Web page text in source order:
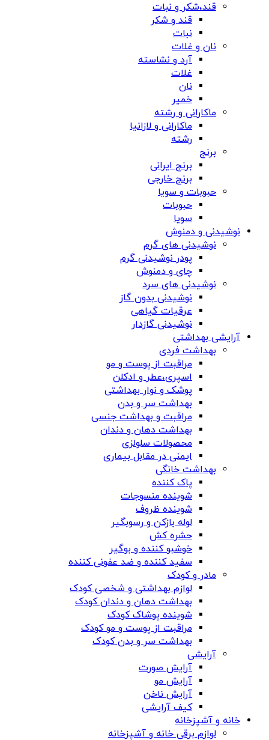
قند،شکر و نبات
قند و شکر
نبات
نان و غلات
آرد و نشاسته
غلات
نان
خمیر
ماکارانی و رشته
ماکارانی و لازانیا
رشته
برنج
برنج ایرانی
برنج خارجی
حبوبات و سویا
حبوبات
سویا
نوشیدنی و دمنوش
نوشیدنی های گرم
پودر نوشیدنی گرم
چای و دمنوش
نوشیدنی های سرد
نوشیدنی بدون گاز
عرقیات گیاهی
نوشیدنی گازدار
آرایشی بهداشتی
بهداشت فردی
مراقبت از پوست و مو
اسپری،عطر و ادکلن
پوشک و نوار بهداشتی
بهداشت سر و بدن
مراقبت و بهداشت جنسی
بهداشت دهان و دندان
محصولات سلولزی
ایمنی در مقابل بیماری
بهداشت خانگی
پاک کننده
شوینده منسوجات
شوینده ظروف
لوله بازکن و رسوبگیر
حشره کش
خوشبو کننده و بوگیر
سفید کننده و ضد عفونی کننده
مادر و کودک
لوازم بهداشتی و شخصی کودک
بهداشت دهان و دندان کودک
شوینده پوشاک کودک
مراقبت از پوست و مو کودک
بهداشت سر و بدن کودک
آرایشی
آرایش صورت
آرایش مو
آرایش ناخن
کیف آرایشی
خانه و آشپزخانه
لوازم برقی خانه و آشپزخانه